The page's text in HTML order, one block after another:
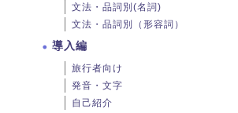
文法・品詞別(名詞)
文法・品詞別（形容詞）
導入編
旅行者向け
発音・文字
自己紹介